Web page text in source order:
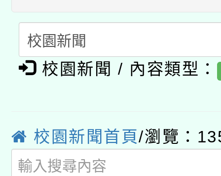
礎課程
A3數位素養講師名單
「數位內容與教學軟體
pilot」
有關大陸委員會函釋公
薪期間赴陸應申請許可
轉知經濟部水利署委託
用水績優單位及節水達
動」
桃園市孔廟祈福系列
開 智慧啟航」
2026年桃園地景藝術
校園新聞 / 內容類型：
校園新聞首頁/瀏覽：